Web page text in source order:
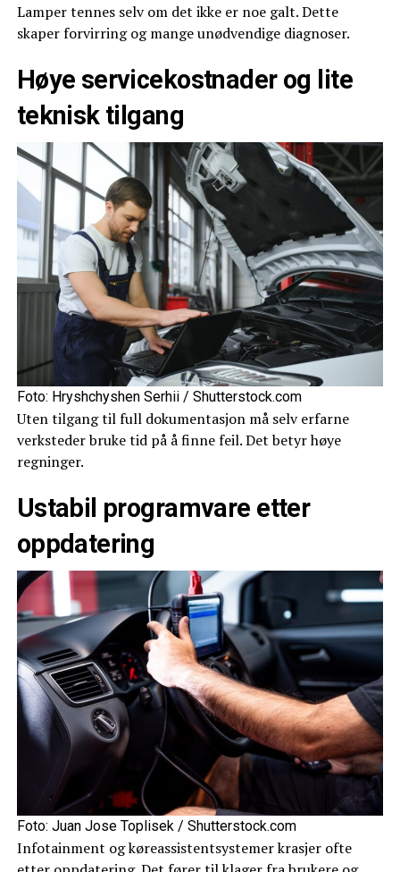
Lamper tennes selv om det ikke er noe galt. Dette
skaper forvirring og mange unødvendige diagnoser.
Høye servicekostnader og lite
teknisk tilgang
Foto: Hryshchyshen Serhii / Shutterstock.com
Uten tilgang til full dokumentasjon må selv erfarne
verksteder bruke tid på å finne feil. Det betyr høye
regninger.
Ustabil programvare etter
oppdatering
Foto: Juan Jose Toplisek / Shutterstock.com
Infotainment og køreassistentsystemer krasjer ofte